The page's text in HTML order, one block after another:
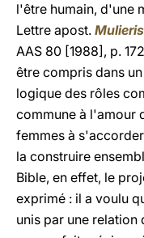
l'être humain, d'une
Lettre apost.
AAS 80 [1988], p.
être compris dans
logique des rôles
commune à l'amour
femmes à
la construire
Bible, en effet, le
exprimé : il a voulu
unis par une